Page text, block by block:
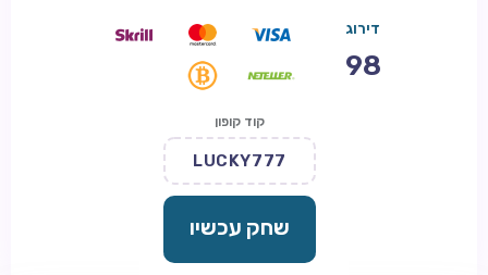
דירוג
98
קוד קופון
LUCKY777
שחק עכשיו